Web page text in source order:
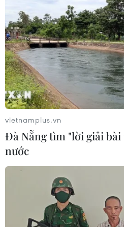
làm trong tháng 7
07/08/2026 13:57
Tổng thống Mỹ Donald
còn quá sớm để bàn về
nhiệm
Meta bồi thường gần 600
07/08/2026 04:28
Chuyên gia Canada đánh
vietnamplus.vn
Đà Nẵng tìm "lời giải
nước